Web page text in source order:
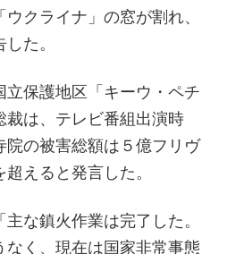
クライナ」の窓が割れ、
た。
立保護地区「キーウ・ペチ
裁は、テレビ番組出演時
院の被害総額は５億フリヴ
えると発言した。
な鎮火作業は完了した。
なく、現在は国家非常事態